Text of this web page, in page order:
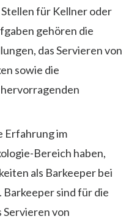
für Kellner oder
gehören die
das Servieren von
sowie die
Erfahrung im
Bereich haben,
als Barkeeper bei
sind für die
von